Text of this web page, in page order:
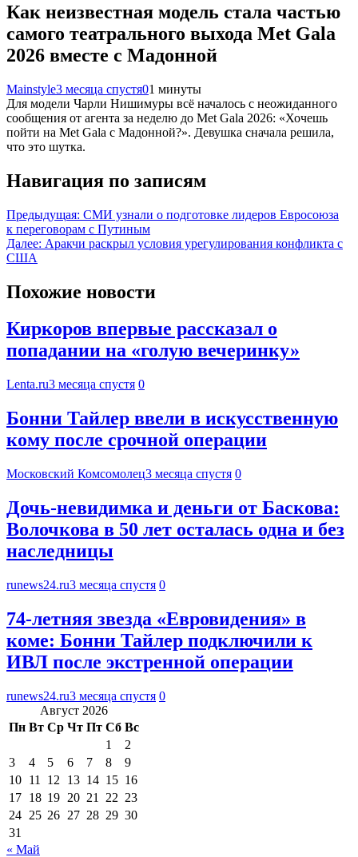
Как неизвестная модель стала частью
самого театрального выхода Met Gala
2026 вместе с Мадонной
Mainstyle3 месяца спустя01 минуты
Для модели Чарли Нишимуры всё началось с неожиданного
сообщения от агента за неделю до Met Gala 2026: «Хочешь
пойти на Met Gala с Мадонной?». Девушка сначала решила,
что это шутка.
Навигация по записям
Предыдущая: СМИ узнали о подготовке лидеров Евросоюза
к переговорам с Путиным
Далее: Аракчи раскрыл условия урегулирования конфликта с
США
Похожие новости
Киркоров впервые рассказал о
попадании на «голую вечеринку»
Lenta.ru3 месяца спустя 0
Бонни Тайлер ввели в искусственную
кому после срочной операции
Московский Комсомолец3 месяца спустя 0
Дочь-невидимка и деньги от Баскова:
Волочкова в 50 лет осталась одна и без
наследницы
runews24.ru3 месяца спустя 0
74-летняя звезда «Евровидения» в
коме: Бонни Тайлер подключили к
ИВЛ после экстренной операции
runews24.ru3 месяца спустя 0
Август 2026
Пн Вт Ср Чт Пт Сб Вс
1
2
3
4 5 6 7 8
9
10 11 12 13 14 15 16
17 18 19 20 21 22 23
24 25 26 27 28 29 30
31
« Май